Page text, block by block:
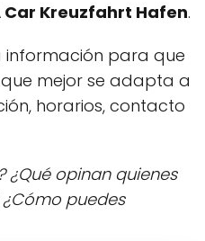
Kreuzfahrt Hafen.
para que
mejor se adapta a
horarios, contacto
¿Qué opinan quienes
puedes